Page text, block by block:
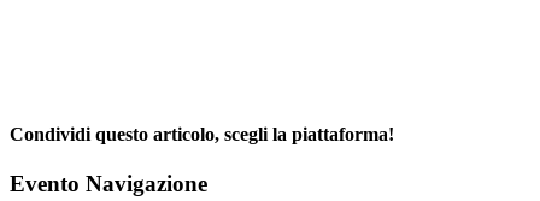
Condividi questo articolo, scegli la piattaforma!
Facebook
X
Reddit
LinkedIn
WhatsApp
Telegram
Tumblr
Pinterest
Email
Evento Navigazione